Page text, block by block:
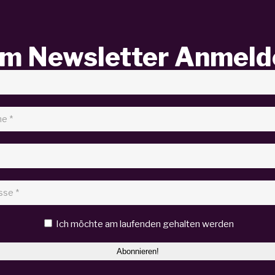
Newsletter
Ich möchte am laufenden gehalten werden